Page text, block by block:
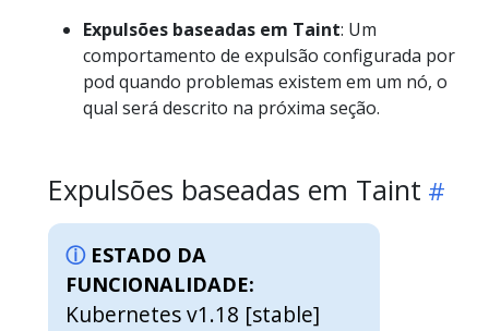
Expulsões baseadas em Taint: Um
comportamento de expulsão configurada por
pod quando problemas existem em um nó, o
qual será descrito na próxima seção.
Expulsões baseadas em Taint
ESTADO DA
FUNCIONALIDADE:
Kubernetes v1.18 [stable]